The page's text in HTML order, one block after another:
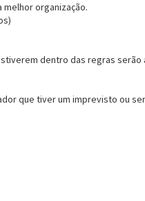
organização.
dentro das regras serão
que tiver um imprevisto ou